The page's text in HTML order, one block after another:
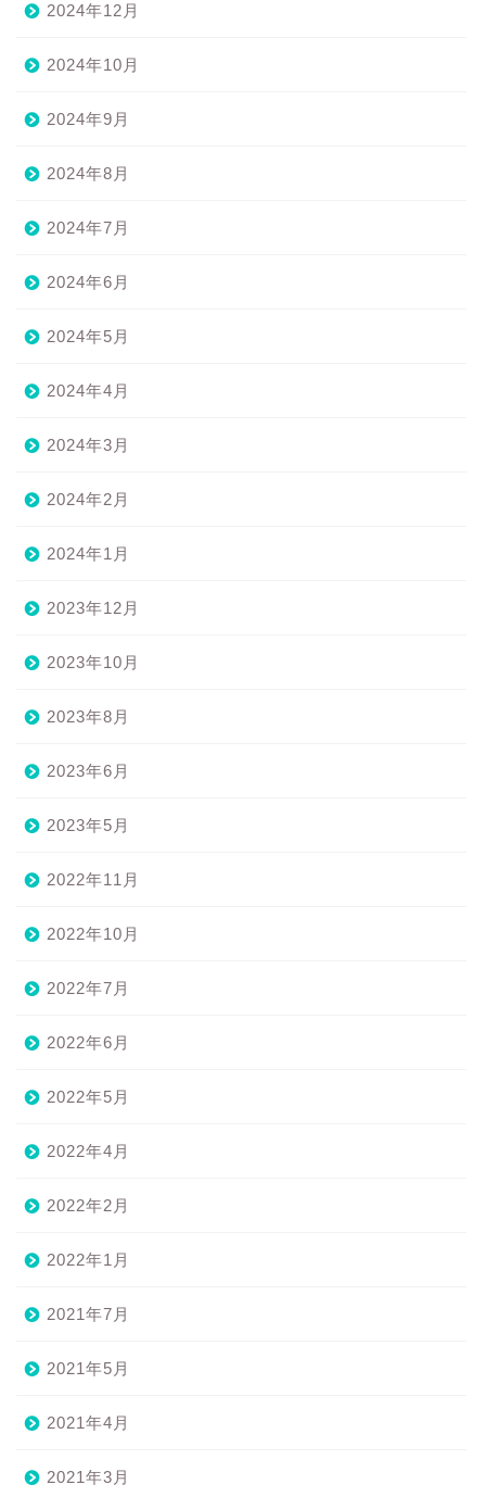
2024年12月
2024年10月
2024年9月
2024年8月
2024年7月
2024年6月
2024年5月
2024年4月
2024年3月
2024年2月
2024年1月
2023年12月
2023年10月
2023年8月
2023年6月
2023年5月
2022年11月
2022年10月
2022年7月
2022年6月
2022年5月
2022年4月
2022年2月
2022年1月
2021年7月
2021年5月
2021年4月
2021年3月